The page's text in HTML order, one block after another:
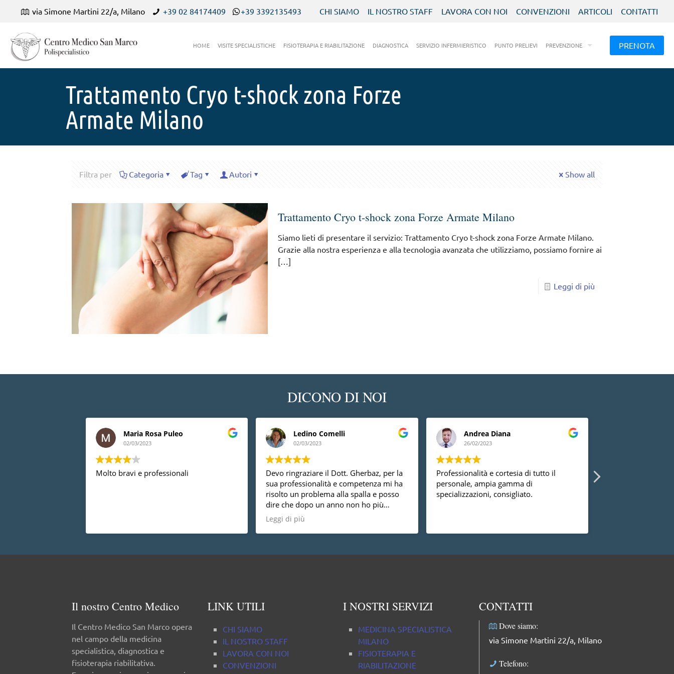
via Simone Martini 22/a, Milano +39 02 84174409 +39 3392135493 CHI SIAMO IL NOSTRO STAFF LAVORA CON NOI CONVENZIONI ARTICOLI CONTATTI
HOME VISITE SPECIALISTICHE FISIOTERAPIA E RIABILITAZIONE DIAGNOSTICA SERVIZIO INFERMIERISTICO PUNTO PRELIEVI PREVENZIONE PRENOTA
Trattamento Cryo t-shock zona Forze
Armate Milano
Filtra per Categoria Tag Autori Show all
Trattamento Cryo t-shock zona Forze Armate Milano
Siamo lieti di presentare il servizio: Trattamento Cryo t-shock zona Forze Armate Milano.
Grazie alla nostra esperienza e alla tecnologia avanzata che utilizziamo, possiamo fornire ai
[…]
Leggi di più
DICONO DI NOI
Maria Rosa Puleo
02/03/2023
Molto bravi e professionali
Ledino Comelli
02/03/2023
Devo ringraziare il Dott. Gherbaz, per la
sua professionalità e competenza mi ha
risolto un problema alla spalla e posso
dire che dopo un anno non ho più
nessun dolore, vorrei anche dire che è
una persona molto disponibile cosa non
da tutti.
Leggi di più
Andrea Diana
26/02/2023
Professionalità e cortesia di tutto il
personale, ampia gamma di
specializzazioni, consigliato.
Il nostro Centro Medico
Il Centro Medico San Marco opera
nel campo della medicina
specialistica, diagnostica e
fisioterapia riabilitativa.
LINK UTILI
CHI SIAMO
IL NOSTRO STAFF
LAVORA CON NOI
CONVENZIONI
I NOSTRI SERVIZI
MEDICINA SPECIALISTICA
MILANO
FISIOTERAPIA E
RIABILITAZIONE
CONTATTI
Dove siamo:
via Simone Martini 22/a, Milano
Telefono: